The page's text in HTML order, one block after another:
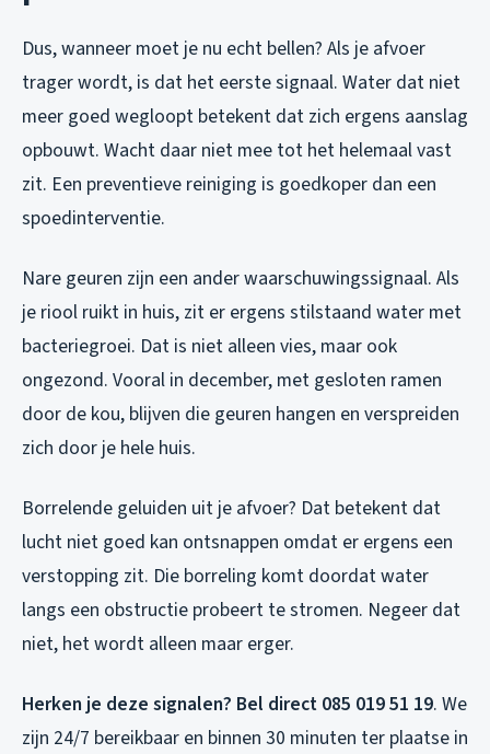
Dus, wanneer moet je nu echt bellen? Als je afvoer
trager wordt, is dat het eerste signaal. Water dat niet
meer goed wegloopt betekent dat zich ergens aanslag
opbouwt. Wacht daar niet mee tot het helemaal vast
zit. Een preventieve reiniging is goedkoper dan een
spoedinterventie.
Nare geuren zijn een ander waarschuwingssignaal. Als
je riool ruikt in huis, zit er ergens stilstaand water met
bacteriegroei. Dat is niet alleen vies, maar ook
ongezond. Vooral in december, met gesloten ramen
door de kou, blijven die geuren hangen en verspreiden
zich door je hele huis.
Borrelende geluiden uit je afvoer? Dat betekent dat
lucht niet goed kan ontsnappen omdat er ergens een
verstopping zit. Die borreling komt doordat water
langs een obstructie probeert te stromen. Negeer dat
niet, het wordt alleen maar erger.
Herken je deze signalen? Bel direct 085 019 51 19. We
zijn 24/7 bereikbaar en binnen 30 minuten ter plaatse in